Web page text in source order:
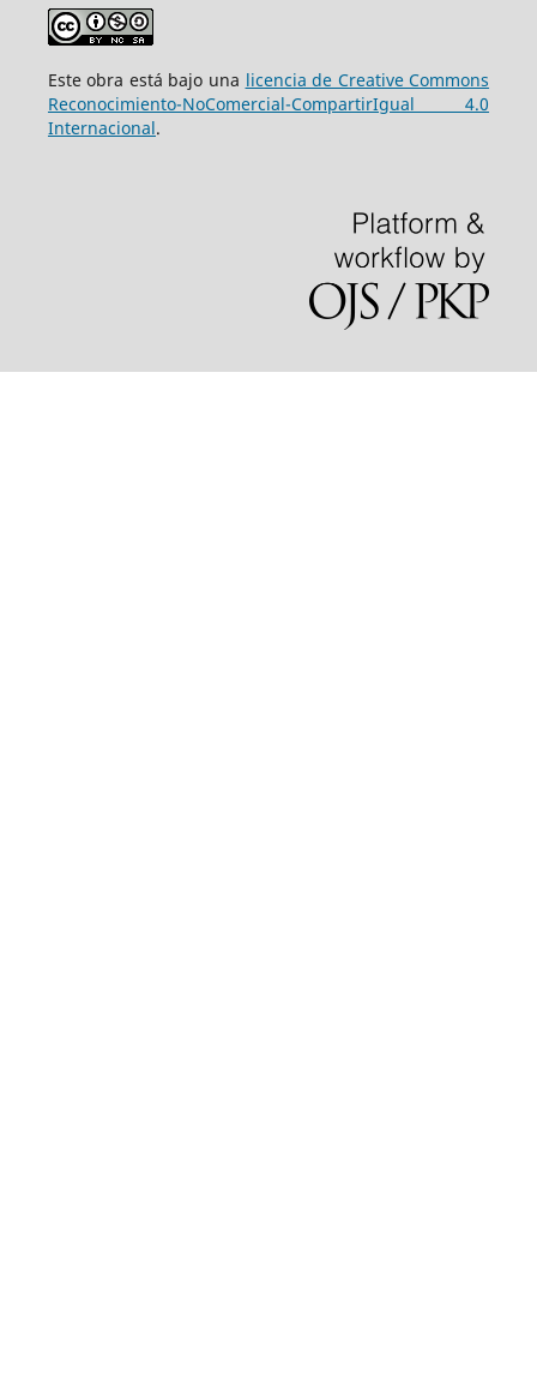
Este obra está bajo una licencia de Creative Commons
Reconocimiento-NoComercial-CompartirIgual 4.0
Internacional.